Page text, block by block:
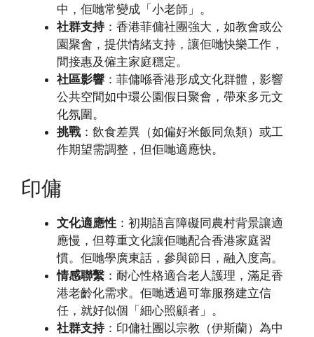
中，佢哋常變成「小老師」。
社群支持：香港菲傭社團強大，如教會或公
園聚會，提供情緒支持，讓佢哋快樂工作，
間接惠及僱主家庭穩定。
社區影響 ：菲傭喺香港形成文化群體，影響
公共空間如中環公園假日聚會，帶來多元文
化氛圍。
挑戰 ：飲食差異（如偏好米飯同魚類）或工
作期望需調整，但佢哋適應快。
印傭
文化適應性 ：初期語言障礙同農村背景讓適
應慢，但尊重文化讓佢哋配合香港家庭習
慣。佢哋學廣東話，參與節日，融入度高。
情感聯繫 ：耐心性格適合老人護理，滿足香
港老齡化需求。佢哋透過可靠服務建立信
任，就好似個「細心照顧者」。
社群支持：印傭社團以宗教（伊斯蘭）為中